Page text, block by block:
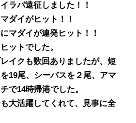
ラバ遠征しました！！
ダイがヒット！！
マダイが連発ヒット！！
ットでした。
イクも数回ありましたが、短
19尾、シーバスを２尾、アマ
で14時帰港でした。
大活躍してくれて、見事に全